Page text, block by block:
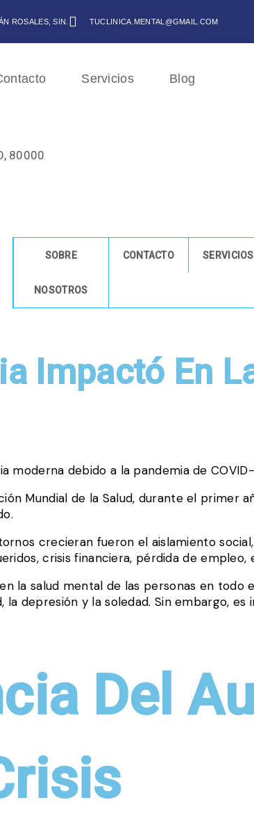
ROSALES, SIN. TUCLINICA.MENTAL@GMAIL.COM
Servicios Blog
80000
SOBRE
NOSOTROS
CONTACTO SERVICIOS
Impactó En
debido a la pandemia de COVID-
Mundial de la Salud, durante el primer
crecieran fueron el aislamiento
crisis financiera, pérdida de empleo,
la salud mental de las personas en todo
la depresión y la soledad. Sin embargo,
Del